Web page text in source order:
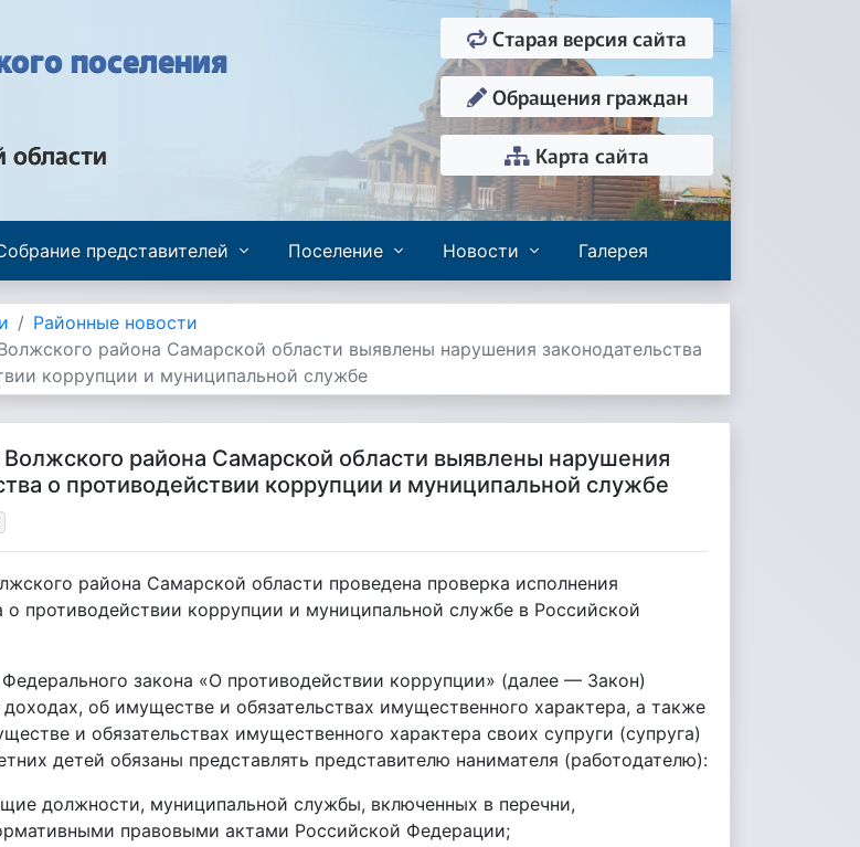
поселения
области
Старая версия сайта
Обращения граждан
Карта сайта
представителей Поселение Новости Галерея
Районные новости
района Самарской области выявлены нарушения законодательства
коррупции и муниципальной службе
района Самарской области выявлены нарушения
о противодействии коррупции и муниципальной службе
района Самарской области проведена проверка исполнения
о противодействии коррупции и муниципальной службе в Российской
Федерального закона «О противодействии коррупции» (далее — Закон)
об имуществе и обязательствах имущественного характера, а также
и обязательствах имущественного характера своих супруги (супруга)
детей обязаны представлять представителю нанимателя (работодателю):
должности, муниципальной службы, включенных в перечни,
правовыми актами Российской Федерации;